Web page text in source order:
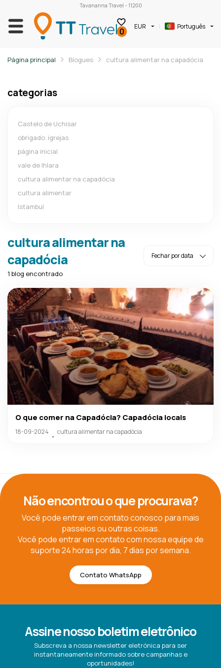
Tavananna Travel - 11200
0 EUR Português
Página principal Blogues cultura alimentar na capadócia
categorias
Castelo de Uchisar
obrigado. igrejas
página inicial
vale de lhlara
cultura alimentar na capadócia
cultura alimentar
Istambul
cultura alimentar na
capadócia
1 blog encontrado
O que comer na Capadócia? Capadócia locais
18-09-2024 cultura alimentar na capadócia
Não encontrou o que procurava?
Você pode entrar em contato conosco para mais
passeios ou outras coisas.
Você pode entrar em contato com nossa equipe de
suporte 24 horas por dia, 7 dias por semana.
Contato WhatsApp
Assine nosso boletim eletrônico
Subscreva a nossa newsletter eletrónica para ser
instantaneamente informado sobre campanhas e
oportunidades!